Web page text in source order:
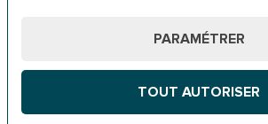
PARAMÉTRER
TOUT AUTORISER
des économies tout en offrant des
De la fourniture de la douche senior - et
accessoires nécessaires - au travail sur-
journée et ce, quelle que soit la
Ils sont capables de fournir un devis